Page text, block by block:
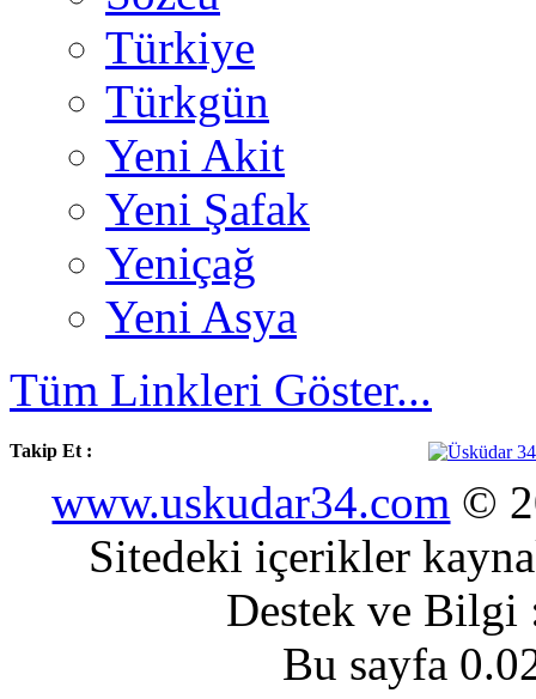
Türkiye
Türkgün
Yeni Akit
Yeni Şafak
Yeniçağ
Yeni Asya
Tüm Linkleri Göster...
Takip Et :
www.uskudar34.com ©
Sitedeki içerikler
Destek ve
Bu sayfa